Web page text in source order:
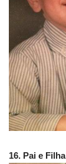
16. Pai e Filha